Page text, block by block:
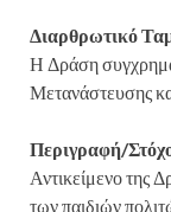
Διαρθρωτικό
Η Δράση
Μετανάστευσης
Περιγραφή/
Αντικείμενο της
των παιδιών